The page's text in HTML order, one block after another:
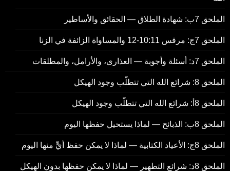
الملحق 7ب: شهادة الطلاق — الحقائق والأساطير
الملحق 7ج: مرقس 10:11-12 والمساواة الزائفة في الزنا
الملحق 7د: أسئلة وأجوبة — العذارى، والأرامل، والمطلقات
الملحق 8: شرائع الله التي تتطلّب وجود الهيكل
الملحق 8أ: شرائع الله التي تتطلّب وجود الهيكل
الملحق 8ب: الذبائح — لماذا يستحيل حفظها اليوم
الملحق 8ج: الأعياد الكتابية — لماذا لا يمكن حفظ أيٍّ منها اليوم
الملحق 8د: شرائع التطهير — لماذا لا يمكن حفظها بدون الهيكل